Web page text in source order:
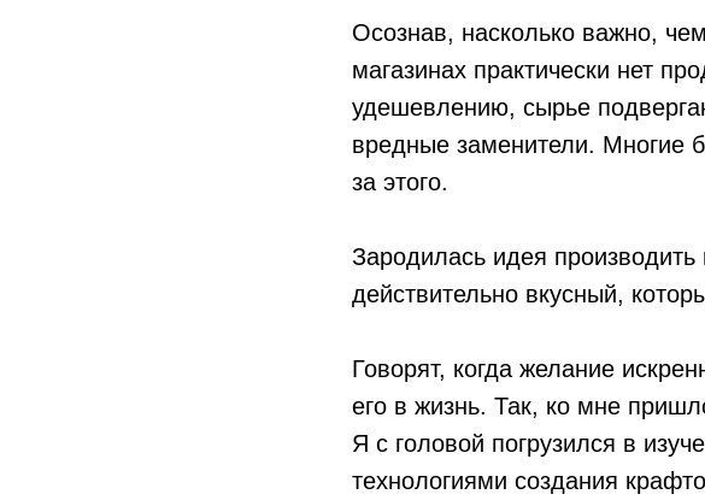
Осознав, насколько важно,
магазинах практически нет
удешевлению, сырье
вредные заменители. Многие
за этого.
Зародилась идея
действительно вкусный,
Говорят, когда желание
его в жизнь. Так, ко мне
Я с головой погрузился в
технологиями создания